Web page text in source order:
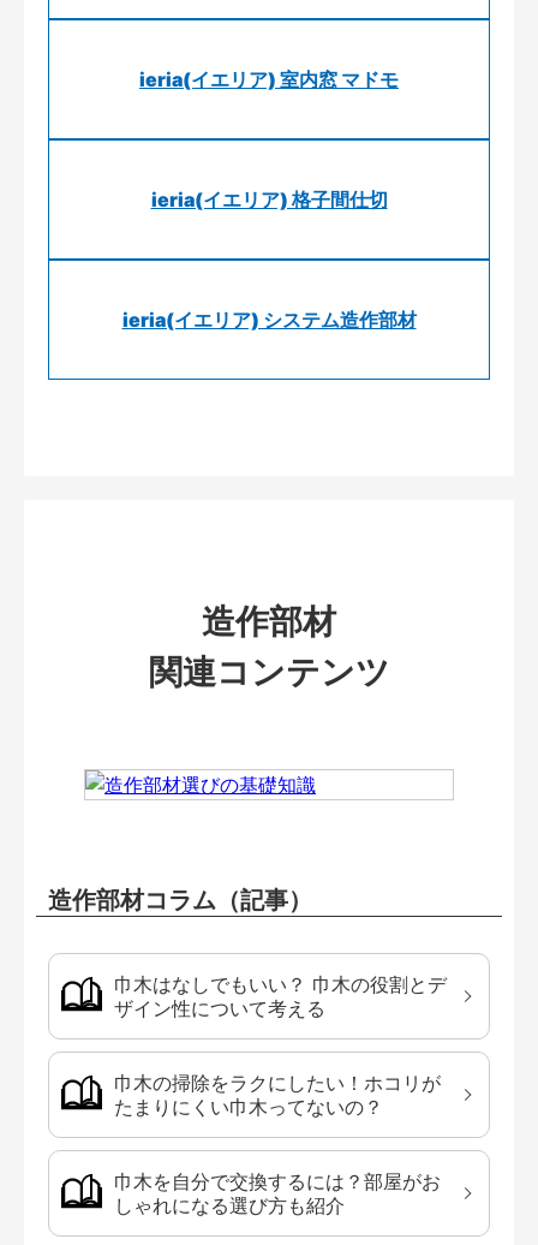
ieria(イエリア) 室内窓 マドモ
ieria(イエリア) 格子間仕切
ieria(イエリア) システム造作部材
造作部材
関連コンテンツ
造作部材コラム（記事）
巾木はなしでもいい？ 巾木の役割とデ
ザイン性について考える
巾木の掃除をラクにしたい！ホコリが
たまりにくい巾木ってないの？
巾木を自分で交換するには？部屋がお
しゃれになる選び方も紹介